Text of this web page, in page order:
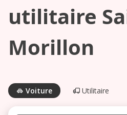
utilitaire
Morillon
Voiture Utilitaire
proximité